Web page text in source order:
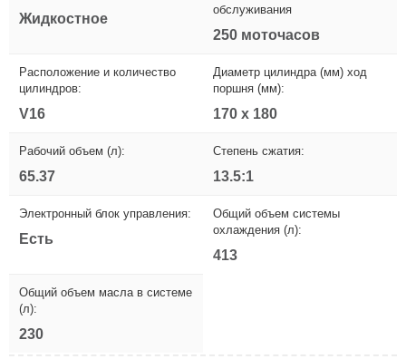
Жидкостное
обслуживания
250 моточасов
Расположение и количество
цилиндров:
V16
Диаметр цилиндра (мм) ход
поршня (мм):
170 x 180
Рабочий объем (л):
65.37
Степень сжатия:
13.5:1
Электронный блок управления:
Есть
Общий объем системы
охлаждения (л):
413
Общий объем масла в системе
(л):
230